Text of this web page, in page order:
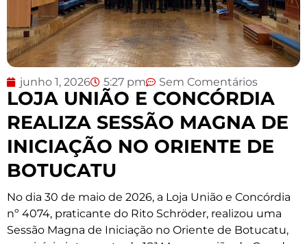
junho 1, 2026 5:27 pm Sem Comentários
LOJA UNIÃO E CONCÓRDIA
REALIZA SESSÃO MAGNA DE
INICIAÇÃO NO ORIENTE DE
BOTUCATU
No dia 30 de maio de 2026, a Loja União e Concórdia
nº 4074, praticante do Rito Schröder, realizou uma
Sessão Magna de Iniciação no Oriente de Botucatu,